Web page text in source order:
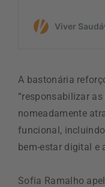
A bastonária
“responsabilizar
nomeadamente
funcional,
bem-estar digital e
Sofia Ramalho